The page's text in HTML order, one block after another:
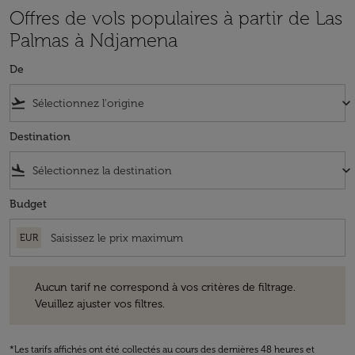
Offres de vols populaires à partir de Las
Palmas à Ndjamena
De
flight_takeoff keyboard_arrow_down
Destination
flight_land keyboard_arrow_down
Budget
EUR
Aucun tarif ne correspond à vos critères de filtrage.
Veuillez ajuster vos filtres.
*Les tarifs affichés ont été collectés au cours des dernières 48 heures et